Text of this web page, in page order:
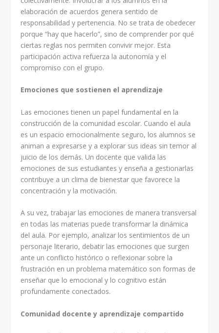
elaboración de acuerdos genera sentido de
responsabilidad y pertenencia. No se trata de obedecer
porque “hay que hacerlo”, sino de comprender por qué
ciertas reglas nos permiten convivir mejor. Esta
participación activa refuerza la autonomía y el
compromiso con el grupo.
Emociones que sostienen el aprendizaje
Las emociones tienen un papel fundamental en la
construcción de la comunidad escolar. Cuando el aula
es un espacio emocionalmente seguro, los alumnos se
animan a expresarse y a explorar sus ideas sin temor al
juicio de los demás. Un docente que valida las
emociones de sus estudiantes y enseña a gestionarlas
contribuye a un clima de bienestar que favorece la
concentración y la motivación.
A su vez, trabajar las emociones de manera transversal
en todas las materias puede transformar la dinámica
del aula. Por ejemplo, analizar los sentimientos de un
personaje literario, debatir las emociones que surgen
ante un conflicto histórico o reflexionar sobre la
frustración en un problema matemático son formas de
enseñar que lo emocional y lo cognitivo están
profundamente conectados.
Comunidad docente y aprendizaje compartido